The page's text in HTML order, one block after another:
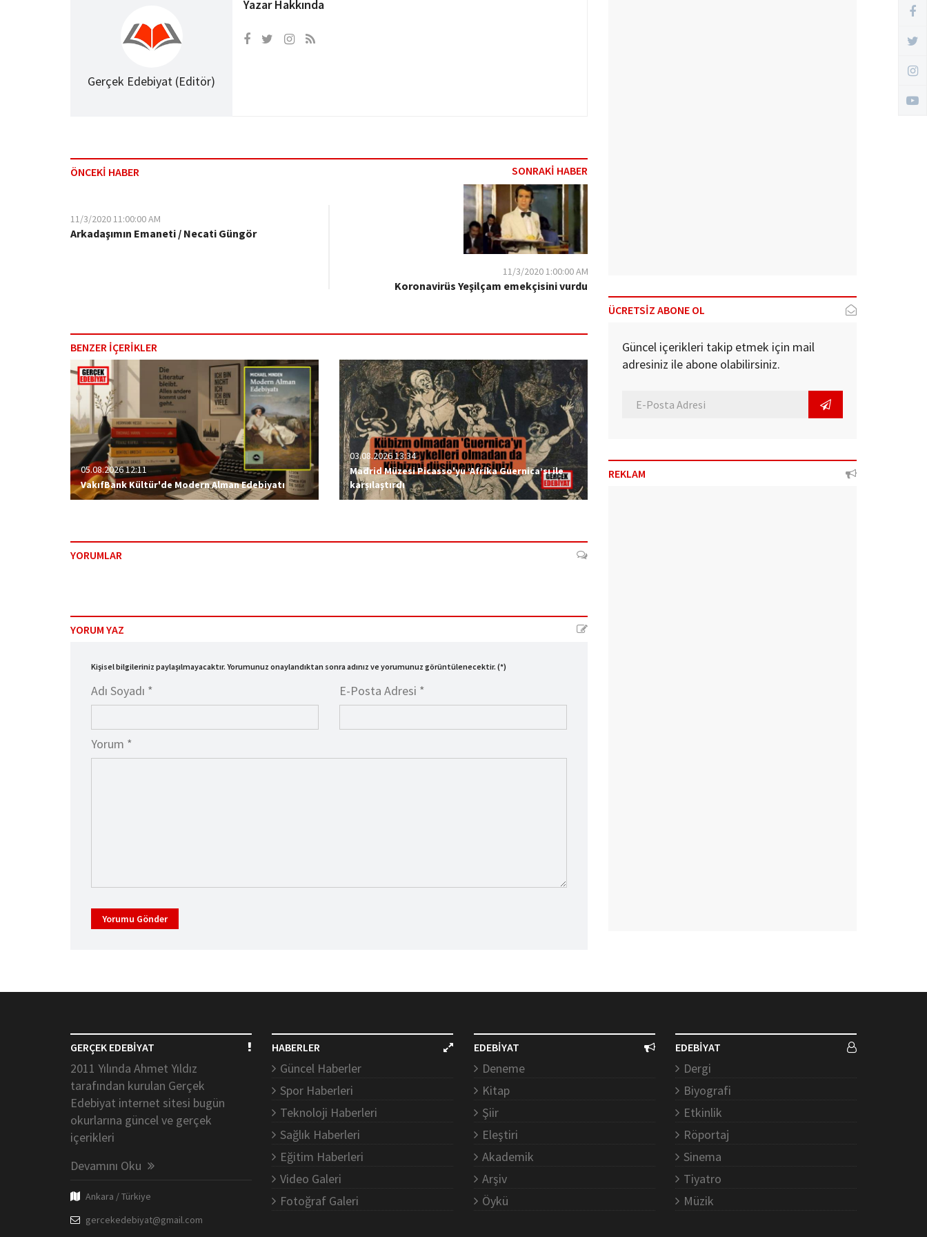
Gerçek Edebiyat (Editör)
Yazar Hakkında
ÖNCEKİ HABER SONRAKİ HABER
11/3/2020 11:00:00 AM
Arkadaşımın Emaneti / Necati Güngör
11/3/2020 1:00:00 AM
Koronavirüs Yeşilçam emekçisini vurdu
BENZER İÇERİKLER
05.08.2026 12:11
VakıfBank Kültür'de Modern Alman Edebiyatı
03.08.2026 13:34
Madrid Müzesi Picasso'yu ‘Afrika Guernica’sı ile
karşılaştırdı
YORUMLAR
YORUM YAZ
Kişisel bilgileriniz paylaşılmayacaktır. Yorumunuz onaylandıktan sonra adınız ve yorumunuz görüntülenecektir. (*)
Adı Soyadı * E-Posta Adresi *
Yorum *
Yorumu Gönder
ÜCRETSİZ ABONE OL
Güncel içerikleri takip etmek için mail
adresiniz ile abone olabilirsiniz.
REKLAM
GERÇEK EDEBİYAT
2011 Yılında Ahmet Yıldız
tarafından kurulan Gerçek
Edebiyat internet sitesi bugün
okurlarına güncel ve gerçek
içerikleri
Devamını Oku
Ankara / Türkiye
gercekedebiyat@gmail.com
HABERLER
Güncel Haberler
Spor Haberleri
Teknoloji Haberleri
Sağlık Haberleri
Eğitim Haberleri
Video Galeri
Fotoğraf Galeri
EDEBİYAT
Deneme
Kitap
Şiir
Eleştiri
Akademik
Arşiv
Öykü
EDEBİYAT
Dergi
Biyografi
Etkinlik
Röportaj
Sinema
Tiyatro
Müzik